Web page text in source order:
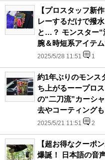
【プロスタッフ新
レーするだけで撥
と…？ モンスター“
腕＆時短系アイテ
2025/5/28 11:51 1
約1年ぶりのモンス
ち上がるーープロ
の“二刀流”カーシ
去やコーティング
2025/5/21 11:51 2
【超お得なクーポ
爆誕！ 日本語の音